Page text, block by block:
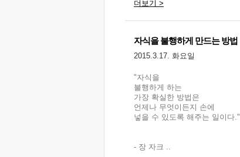
더보기 >
자식을 불행하게 만드는 방법
2015.3.17. 화요일
"자식을
불행하게 하는
가장 확실한 방법은
언제나 무엇이든지 손에
넣을 수 있도록 해주는 일이다."
- 장 자크 ..